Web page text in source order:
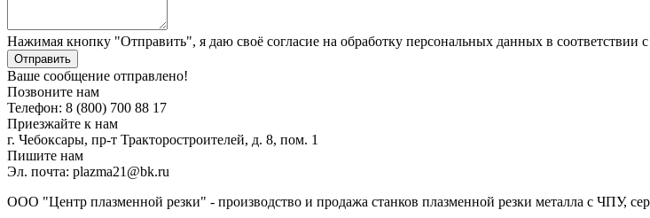
Нажимая кнопку "Отправить", я даю своё согласие на обработку персональных данных в
Отправить
Ваше сообщение отправлено!
Позвоните нам
Телефон: 8 (800) 700 88 17
Приезжайте к нам
г. Чебоксары, пр-т Тракторостроителей, д. 8, пом. 1
Пишите нам
Эл. почта: plazma21@bk.ru
ООО "Центр плазменной резки" - производство и продажа станков плазменной резки металла с ЧПУ,